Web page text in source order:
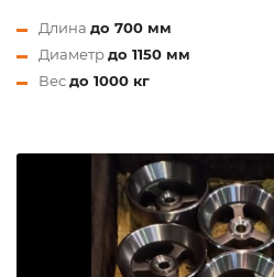
Длина до 700 мм
Диаметрдо 1150 мм
Весдо 1000 кг